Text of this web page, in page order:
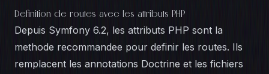
Definition de routes avec les attributs PHP
Depuis Symfony 6.2, les attributs PHP sont la
methode recommandee pour definir les routes. Ils
remplacent les annotations Doctrine et les fichiers